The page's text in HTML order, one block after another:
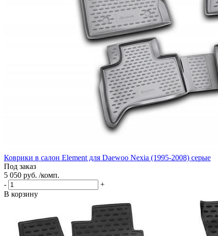
Коврики в салон Element для Daewoo Nexia (1995-2008) серые
Под заказ
5 050 руб. /комп.
-
+
В корзину